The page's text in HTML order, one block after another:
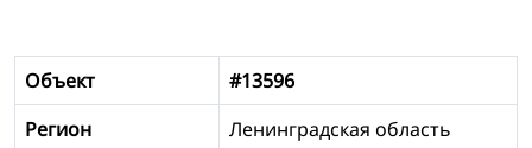
Объект
#13596
Регион
Ленинградская область